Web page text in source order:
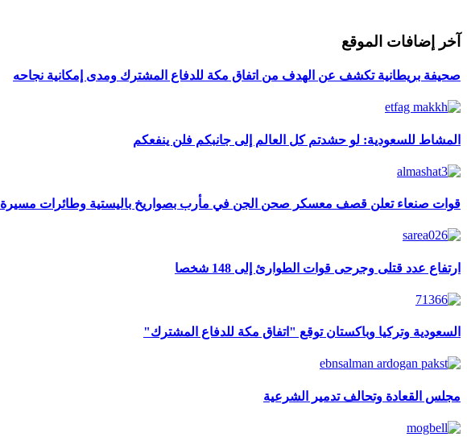
آخر إضافات الموقع
صحيفة بريطانية تكشف عن الهدف من اتفاق مكة للدفاع المشترك ومدى إمكانية نجاحه
المشاط للسعودية: لو حشدتم كل العالم إلى جانبكم فلن ينفعكم
قوات صنعاء تعلن قصف معسكر صحن الجن في مأرب بصواريخ باليستية وطائرات مسيرة
ارتفاع عدد قتلى وجرحى قوات الطوارئ إلى 148 شخصا
السعودية وتركيا وباكستان توقع "اتفاق مكة للدفاع المشترك"
مجلس القعادة وتحالف تدمير الشرعية